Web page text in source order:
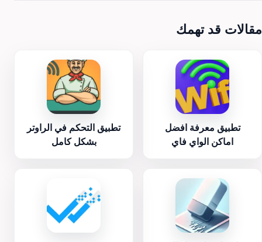
مقالات قد تهمك
تطبيق معرفة افضل
اماكن الواي فاي
تطبيق التحكم في الراوتر
بشكل كامل